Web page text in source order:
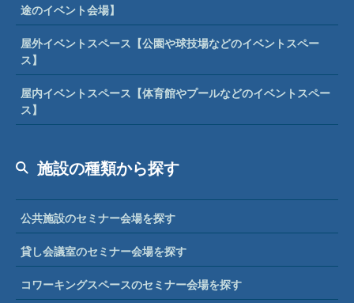
途のイベント会場】
屋外イベントスペース【公園や球技場などのイベントスペー
ス】
屋内イベントスペース【体育館やプールなどのイベントスペー
ス】
施設の種類から探す
公共施設のセミナー会場を探す
貸し会議室のセミナー会場を探す
コワーキングスペースのセミナー会場を探す